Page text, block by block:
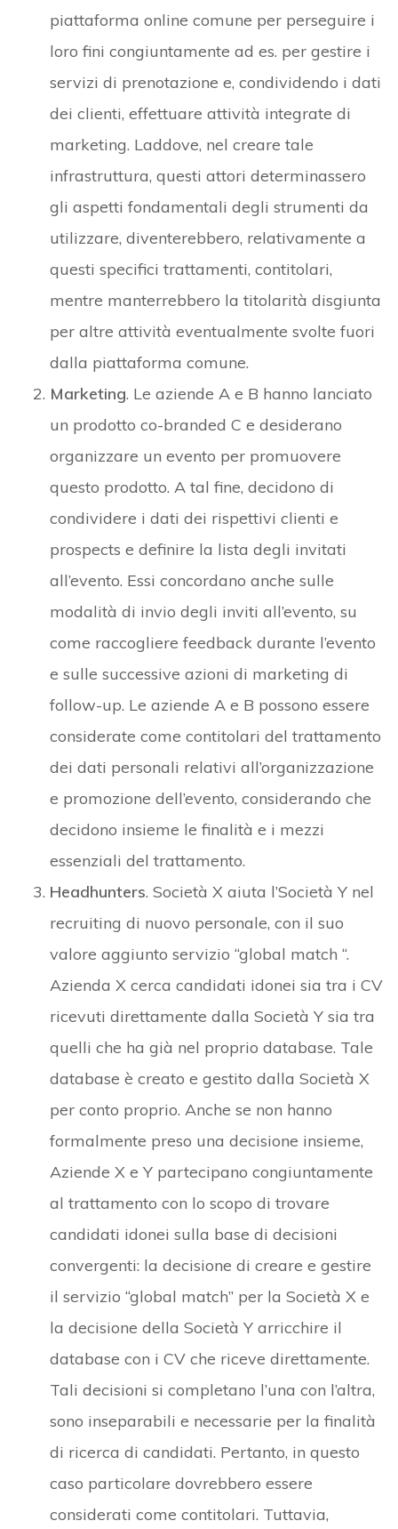
piattaforma online comune per perseguire i
loro fini congiuntamente ad es. per gestire i
servizi di prenotazione e, condividendo i dati
dei clienti, effettuare attività integrate di
marketing. Laddove, nel creare tale
infrastruttura, questi attori determinassero
gli aspetti fondamentali degli strumenti da
utilizzare, diventerebbero, relativamente a
questi specifici trattamenti, contitolari,
mentre manterrebbero la titolarità disgiunta
per altre attività eventualmente svolte fuori
dalla piattaforma comune.
Marketing. Le aziende A e B hanno lanciato
un prodotto co-branded C e desiderano
organizzare un evento per promuovere
questo prodotto. A tal fine, decidono di
condividere i dati dei rispettivi clienti e
prospects e definire la lista degli invitati
all’evento. Essi concordano anche sulle
modalità di invio degli inviti all’evento, su
come raccogliere feedback durante l’evento
e sulle successive azioni di marketing di
follow-up. Le aziende A e B possono essere
considerate come contitolari del trattamento
dei dati personali relativi all’organizzazione
e promozione dell’evento, considerando che
decidono insieme le finalità e i mezzi
essenziali del trattamento.
Headhunters. Società X aiuta l’Società Y nel
recruiting di nuovo personale, con il suo
valore aggiunto servizio “global match “.
Azienda X cerca candidati idonei sia tra i CV
ricevuti direttamente dalla Società Y sia tra
quelli che ha già nel proprio database. Tale
database è creato e gestito dalla Società X
per conto proprio. Anche se non hanno
formalmente preso una decisione insieme,
Aziende X e Y partecipano congiuntamente
al trattamento con lo scopo di trovare
candidati idonei sulla base di decisioni
convergenti: la decisione di creare e gestire
il servizio “global match” per la Società X e
la decisione della Società Y arricchire il
database con i CV che riceve direttamente.
Tali decisioni si completano l’una con l’altra,
sono inseparabili e necessarie per la finalità
di ricerca di candidati. Pertanto, in questo
caso particolare dovrebbero essere
considerati come contitolari. Tuttavia,